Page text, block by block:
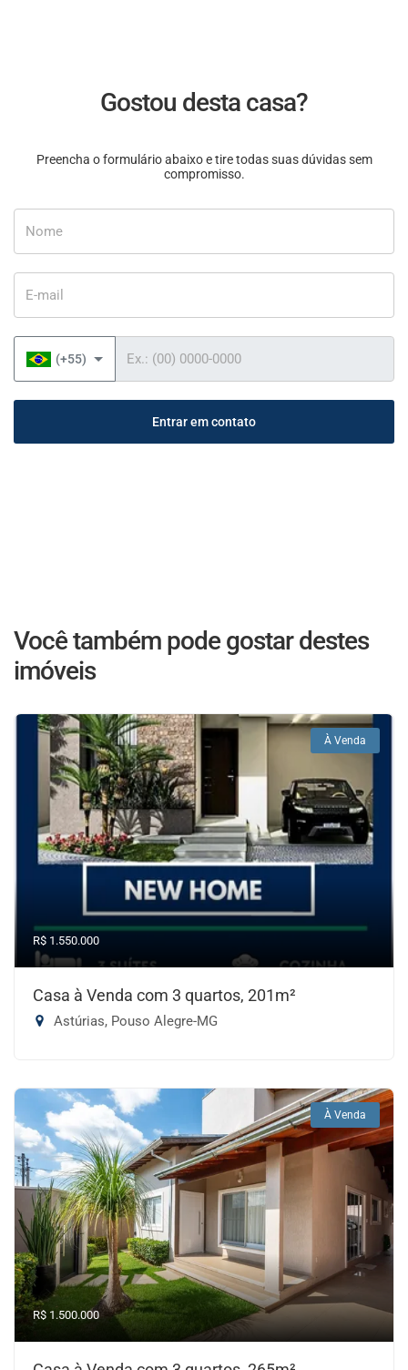
Gostou desta casa?
Preencha o formulário abaixo e tire todas suas dúvidas sem
compromisso.
(+55)
Entrar em contato
Você também pode gostar destes
imóveis
À Venda
R$ 1.550.000
Casa à Venda com 3 quartos, 201m²
Astúrias, Pouso Alegre-MG
À Venda
R$ 1.500.000